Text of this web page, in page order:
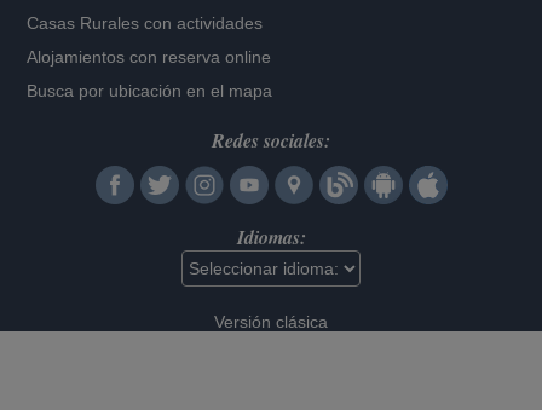
Casas Rurales con actividades
Alojamientos con reserva online
Busca por ubicación en el mapa
Redes sociales:
Idiomas:
Versión clásica